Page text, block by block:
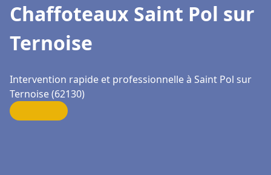
Chaffoteaux Saint Pol sur
Ternoise
Intervention rapide et professionnelle à Saint Pol sur
Ternoise (62130)